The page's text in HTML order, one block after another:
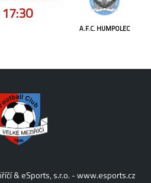
17:30
A.F.C. HUMPOLEC
& eSports, s.r.o. -www.esports.cz